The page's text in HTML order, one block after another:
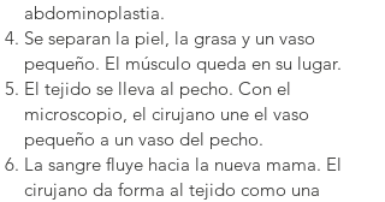
abdominoplastia.
Se separan la piel, la grasa y un vaso
pequeño. El músculo queda en su lugar.
El tejido se lleva al pecho. Con el
microscopio, el cirujano une el vaso
pequeño a un vaso del pecho.
La sangre fluye hacia la nueva mama. El
cirujano da forma al tejido como una